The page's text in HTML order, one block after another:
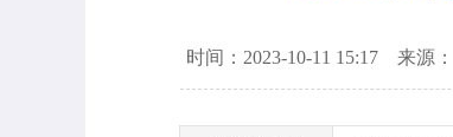
时间：2023-10-11 15:17 来源